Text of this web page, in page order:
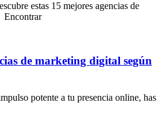
estas 15 mejores agencias de
Encontrar
de marketing digital según
potente a tu presencia online, has